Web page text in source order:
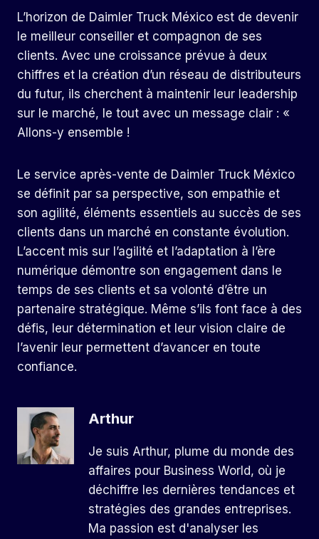
L’horizon de Daimler Truck México est de devenir
le meilleur conseiller et compagnon de ses
clients. Avec une croissance prévue à deux
chiffres et la création d’un réseau de distributeurs
du futur, ils cherchent à maintenir leur leadership
sur le marché, le tout avec un message clair : «
Allons-y ensemble !
Le service après-vente de Daimler Truck México
se définit par sa perspective, son empathie et
son agilité, éléments essentiels au succès de ses
clients dans un marché en constante évolution.
L’accent mis sur l’agilité et l’adaptation à l’ère
numérique démontre son engagement dans le
temps de ses clients et sa volonté d’être un
partenaire stratégique. Même s’ils font face à des
défis, leur détermination et leur vision claire de
l’avenir leur permettent d’avancer en toute
confiance.
Arthur
Je suis Arthur, plume du monde des
affaires pour Business World, où je
déchiffre les dernières tendances et
stratégies des grandes entreprises.
Ma passion est d'analyser les